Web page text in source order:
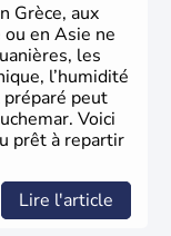
Grèce, aux
en Asie ne
les
l’humidité
peut
Voici
prêt à repartir
Lire l'article